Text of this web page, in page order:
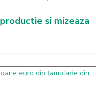
si mizeaza